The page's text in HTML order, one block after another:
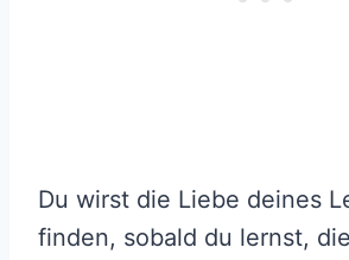
Du wirst die Liebe deines
finden, sobald du lernst, die